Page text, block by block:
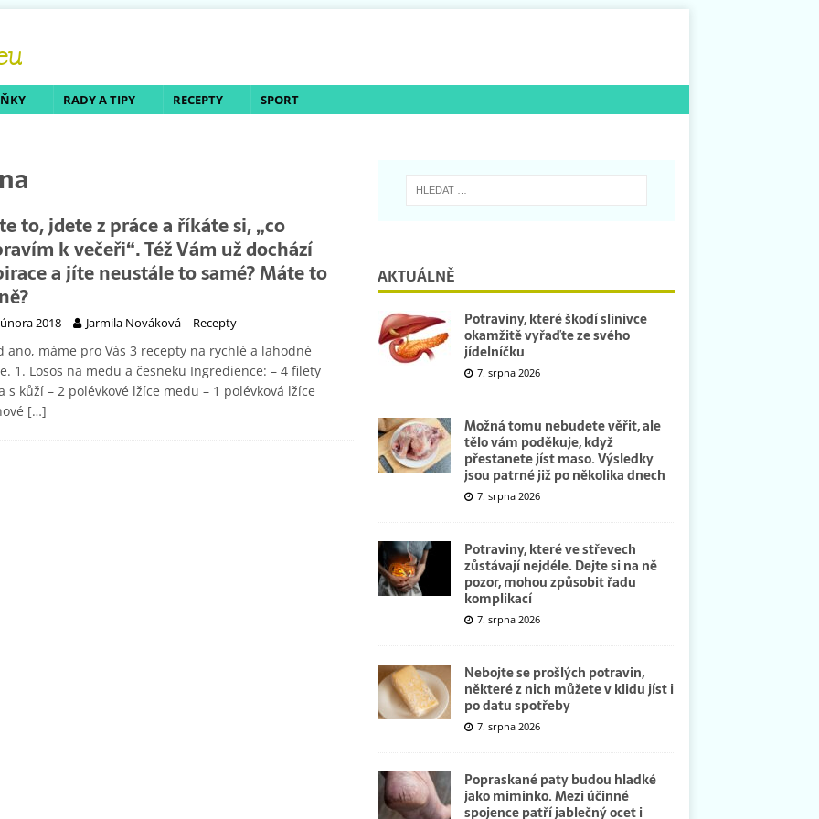
RADY A TIPY RECEPTY SPORT
to, jdete z práce a říkáte si, „co
k večeři“. Též Vám už dochází
a jíte neustále to samé? Máte to
2018 Jarmila Nováková Recepty
ano, máme pro Vás 3 recepty na rychlé a lahodné
1. Losos na medu a česneku Ingredience: – 4 filety
s kůží – 2 polévkové lžíce medu – 1 polévková lžíce
[…]
AKTUÁLNĚ
Potraviny, které škodí slinivce
okamžitě vyřaďte ze svého
jídelníčku
7. srpna 2026
Možná tomu nebudete věřit, ale
tělo vám poděkuje, když
přestanete jíst maso. Výsledky
jsou patrné již po několika dnech
7. srpna 2026
Potraviny, které ve střevech
zůstávají nejdéle. Dejte si na ně
pozor, mohou způsobit řadu
komplikací
7. srpna 2026
Nebojte se prošlých potravin,
některé z nich můžete v klidu jíst i
po datu spotřeby
7. srpna 2026
Popraskané paty budou hladké
jako miminko. Mezi účinné
spojence patří jablečný ocet i